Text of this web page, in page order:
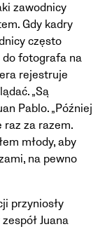
zawodnicy
Gdy kadry
często
do fotografa na
rejestruje
„Są
Pablo. „Później
raz za razem.
młody, aby
na pewno
przyniosły
Juana